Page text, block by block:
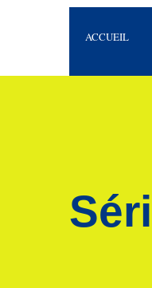
ACCUEIL